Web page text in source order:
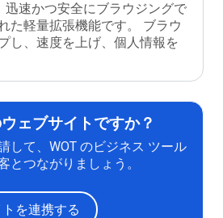
迅速かつ安全にブラウジングで
た軽量拡張機能です。 ブラウ
し、速度を上げ、個人情報を
ェブサイトですか？
して、WOT のビジネス ツール
とつながりましょう。
を連携する